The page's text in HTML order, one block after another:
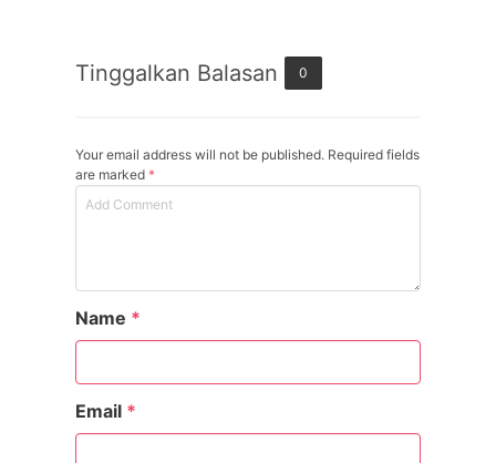
Tinggalkan Balasan 0
Your email address will not be published. Required fields
are marked *
Name *
Email *